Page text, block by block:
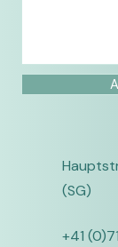
(SG)
+41